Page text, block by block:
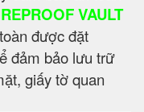
VAULT
được đặt
đảm bảo lưu trữ
giấy tờ quan